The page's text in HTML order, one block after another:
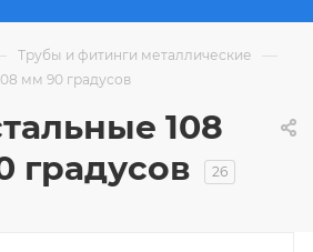
Трубы и фитинги металлические —
мм 90 градусов
108
градусов
26